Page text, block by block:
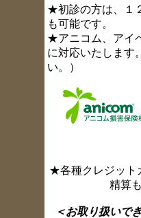
★初診の方は、１
も可能です。
★アニコム、アイ
に対応いたします
い。）
★各種クレジット
精算
＜お取り扱いで